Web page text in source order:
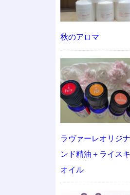
秋のアロマ
ラヴァーレオリジ
ンド精油＋ライス
オイル